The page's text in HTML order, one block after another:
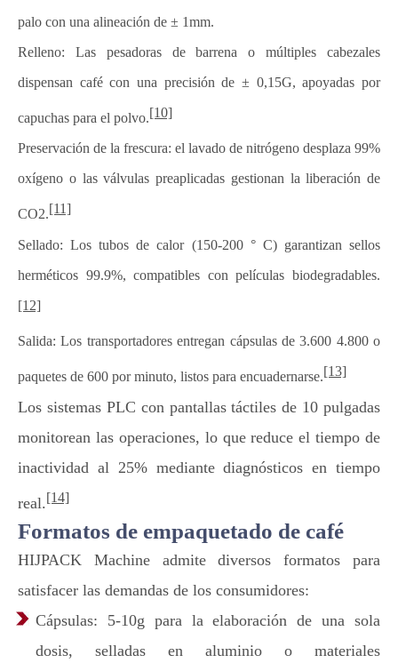
palo con una alineación de ± 1mm.
Relleno: Las pesadoras de barrena o múltiples cabezales
dispensan café con una precisión de ± 0,15G, apoyadas por
capuchas para el polvo.[10]
Preservación de la frescura: el lavado de nitrógeno desplaza 99%
oxígeno o las válvulas preaplicadas gestionan la liberación de
CO2.[11]
Sellado: Los tubos de calor (150-200 ° C) garantizan sellos
herméticos 99.9%, compatibles con películas biodegradables.
[12]
Salida: Los transportadores entregan cápsulas de 3.600 4.800 o
paquetes de 600 por minuto, listos para encuadernarse.[13]
Los sistemas PLC con pantallas táctiles de 10 pulgadas
monitorean las operaciones, lo que reduce el tiempo de
inactividad al 25% mediante diagnósticos en tiempo
real.[14]
Formatos de empaquetado de café
HIJPACK Machine admite diversos formatos para
satisfacer las demandas de los consumidores:
Cápsulas: 5-10g para la elaboración de una sola
dosis, selladas en aluminio o materiales